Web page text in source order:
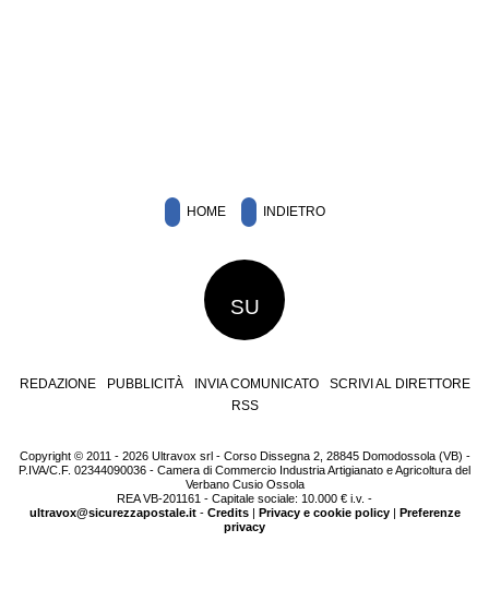
HOME INDIETRO
SU
REDAZIONE PUBBLICITÀ INVIA COMUNICATO
SCRIVI AL DIRETTORE
RSS
Copyright © 2011 - 2026 Ultravox srl - Corso Dissegna 2, 28845 Domodossola (VB) -
P.IVA/C.F. 02344090036 - Camera di Commercio Industria Artigianato e Agricoltura del
Verbano Cusio Ossola
REA VB-201161 - Capitale sociale: 10.000 € i.v. -
ultravox@sicurezzapostale.it- Credits| Privacy e cookie policy| Preferenze
privacy